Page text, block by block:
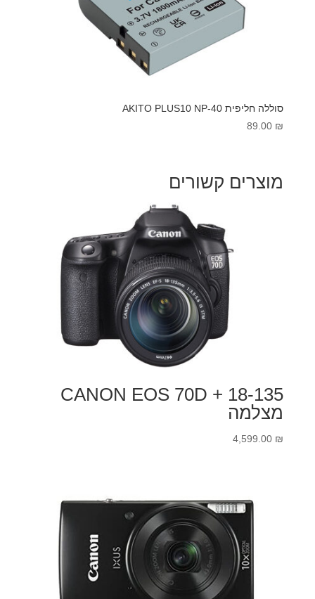
סוללה חליפית AKITO PLUS10 NP-40
89.00 ₪
מוצרים קשורים
CANON EOS 70D + 18-135
מצלמה
4,599.00 ₪